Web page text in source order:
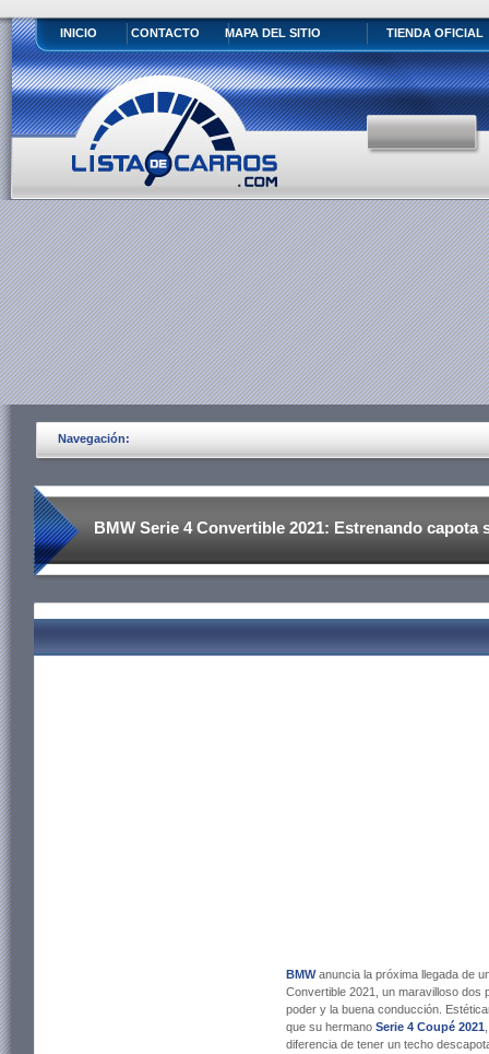
INICIO CONTACTO MAPA DEL SITIO TIENDA OFICIAL
Navegación:
BMW Serie 4 Convertible 2021: Estrenando capota
BMW anuncia la próxima llegada de
Convertible 2021, un maravilloso dos
poder y la buena conducción.
que su hermano Serie 4 Coupé 2021
diferencia de tener un techo